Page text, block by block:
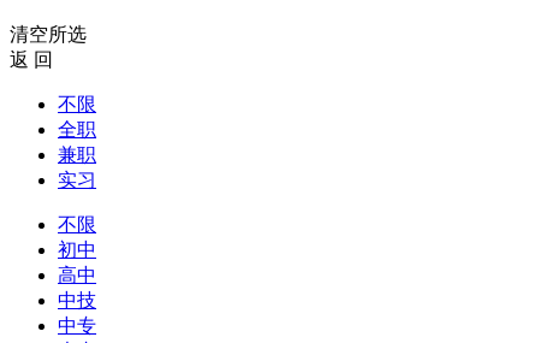
清空所选
返 回
不限
全职
兼职
实习
不限
初中
高中
中技
中专